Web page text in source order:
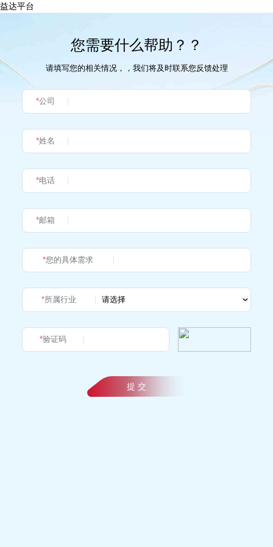
益达平台
您需要什么帮助？？
请填写您的相关情况，，我们将及时联系您反馈处理
*公司
*姓名
*电话
*邮箱
*您的具体需求
*所属行业
*验证码
提 交